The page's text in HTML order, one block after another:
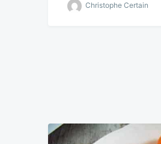
Christophe Certain